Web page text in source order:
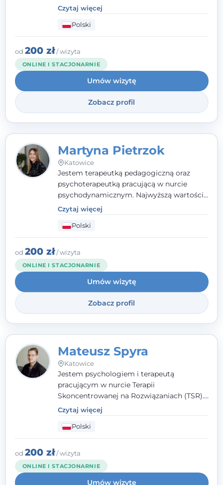
wewnętrznej siły i radzeniu sobie z
codziennymi trudnościami. Pracuję w
nurcie poznawczo-behawioralnym, oferując
indywidualne podejście pełne empatii,
zaufania i wsparcia. Jeśli masz za sobą
trudny czas, jestem tutaj dla Ciebie.
Czytaj więcej
Polski
od 200 zł/ wizyta
ONLINE I STACJONARNIE
Umów wizytę
Zobacz profil
Martyna Pietrzok
Katowice
Jestem terapeutką pedagogiczną oraz
psychoterapeutką pracującą w nurcie
psychodynamicznym. Najwyższą wartością
jest dla mnie bliska, pełna zrozumienia i
zaangażowania relacja z pacjentem. To
właśnie ta oparta na zaufaniu więź staje się
przestrzenią, w której można dotrzeć do
źródła trudności i spojrzeć na nie inaczej
niż dotąd.
Czytaj więcej
Polski
od 200 zł/ wizyta
ONLINE I STACJONARNIE
Umów wizytę
Zobacz profil
Mateusz Spyra
Katowice
Jestem psychologiem i terapeutą
pracującym w nurcie Terapii
Skoncentrowanej na Rozwiązaniach (TSR).
Towarzyszę młodzieży i dorosłym z
empatią, zrozumieniem i bez oceniania.
Daję przestrzeń do bycia sobą, bo wiem, że
w każdym człowieku jest coś wyjątkowego.
Czytaj więcej
Polski
od 200 zł/ wizyta
ONLINE I STACJONARNIE
Umów wizytę